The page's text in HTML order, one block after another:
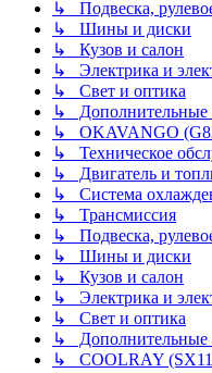
↳ Подвеска,
↳ Шины и диски
↳ Кузов и салон
↳ Электрика и
↳ Свет и оптика
↳ Дополнительные
↳ OKAVANGO
↳ Техническое
↳ Двигатель и
↳ Система
↳ Трансмиссия
↳ Подвеска,
↳ Шины и диски
↳ Кузов и салон
↳ Электрика и
↳ Свет и оптика
↳ Дополнительные
↳ COOLRAY